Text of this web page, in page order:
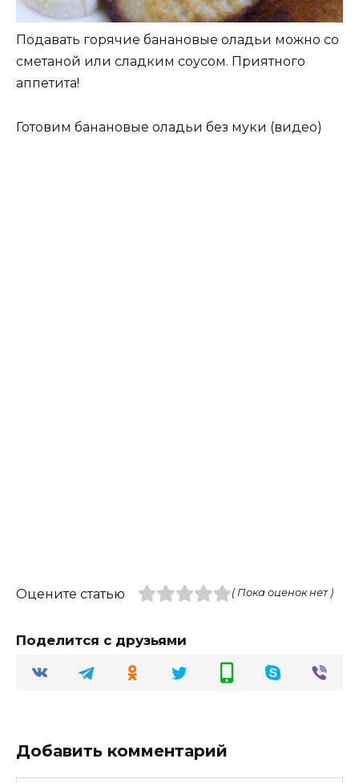
Подавать горячие банановые оладьи можно со
сметаной или сладким соусом. Приятного
аппетита!
Готовим банановые оладьи без муки (видео)
Оцените статью ( Пока оценок нет )
Поделится с друзьями
Добавить комментарий